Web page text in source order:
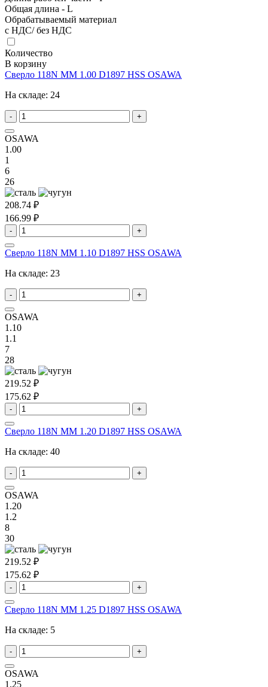
Общая длина - L
Обрабатываемый материал
с НДС/ без НДС
Количество
В корзину
Сверло 118N MM 1.00 D1897 HSS OSAWA
На складе: 24
- +
OSAWA
1.00
1
6
26
208.74 ₽
166.99 ₽
- +
Сверло 118N MM 1.10 D1897 HSS OSAWA
На складе: 23
- +
OSAWA
1.10
1.1
7
28
219.52 ₽
175.62 ₽
- +
Сверло 118N MM 1.20 D1897 HSS OSAWA
На складе: 40
- +
OSAWA
1.20
1.2
8
30
219.52 ₽
175.62 ₽
- +
Сверло 118N MM 1.25 D1897 HSS OSAWA
На складе: 5
- +
OSAWA
1.25